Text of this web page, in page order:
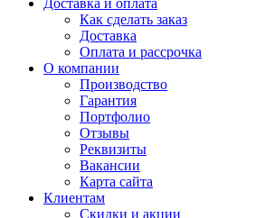
Доставка и оплата
Как сделать заказ
Доставка
Оплата и рассрочка
О компании
Производство
Гарантия
Портфолио
Отзывы
Реквизиты
Вакансии
Карта сайта
Клиентам
Скидки и акции